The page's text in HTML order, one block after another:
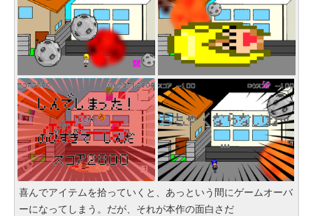
AQ 15.6インチ AMD Ryzen 7 170
メモリ16GB SSD 512GB Microso
ft 365 Personal (24か月版) 搭載 W
indows 11 重量1.7kg Wi-Fi 6E ク
ワイエットブルー M1502NAQ-R71
65BUWS
￥109,800
￥12,900
喜んでアイテムを拾っていくと、あっという間にゲームオーバ
ーになってしまう。だが、それが本作の面白さだ